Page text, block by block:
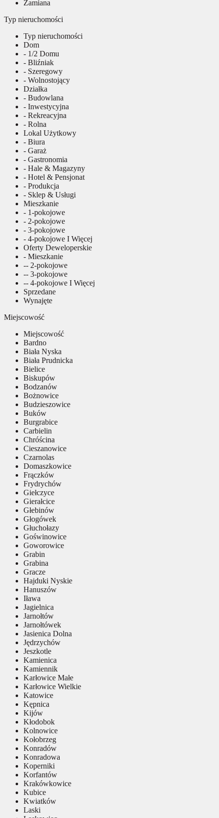
Zamiana
Typ nieruchomości
Typ nieruchomości
Dom
- 1/2 Domu
- Bliźniak
- Szeregowy
- Wolnostojący
Działka
- Budowlana
- Inwestycyjna
- Rekreacyjna
- Rolna
Lokal Użytkowy
- Biura
- Garaż
- Gastronomia
- Hale & Magazyny
- Hotel & Pensjonat
- Produkcja
- Sklep & Usługi
Mieszkanie
- 1-pokojowe
- 2-pokojowe
- 3-pokojowe
- 4-pokojowe I Więcej
Oferty Deweloperskie
- Mieszkanie
-- 2-pokojowe
-- 3-pokojowe
-- 4-pokojowe I Więcej
Sprzedane
Wynajęte
Miejscowość
Miejscowość
Bardno
Biała Nyska
Biała Prudnicka
Bielice
Biskupów
Bodzanów
Bożnowice
Budzieszowice
Buków
Burgrabice
Carbielin
Chróścina
Cieszanowice
Czarnolas
Domaszkowice
Frączków
Frydrychów
Giełczyce
Gierałcice
Głebinów
Głogówek
Głuchołazy
Goświnowice
Goworowice
Grabin
Grabina
Gracze
Hajduki Nyskie
Hanuszów
Iława
Jagielnica
Jarnołtów
Jarnołtówek
Jasienica Dolna
Jędrzychów
Jeszkotle
Kamienica
Kamiennik
Karłowice Małe
Karłowice Wielkie
Katowice
Kępnica
Kijów
Kłodobok
Kolnowice
Kołobrzeg
Konradów
Konradowa
Koperniki
Korfantów
Krakówkowice
Kubice
Kwiatków
Laski